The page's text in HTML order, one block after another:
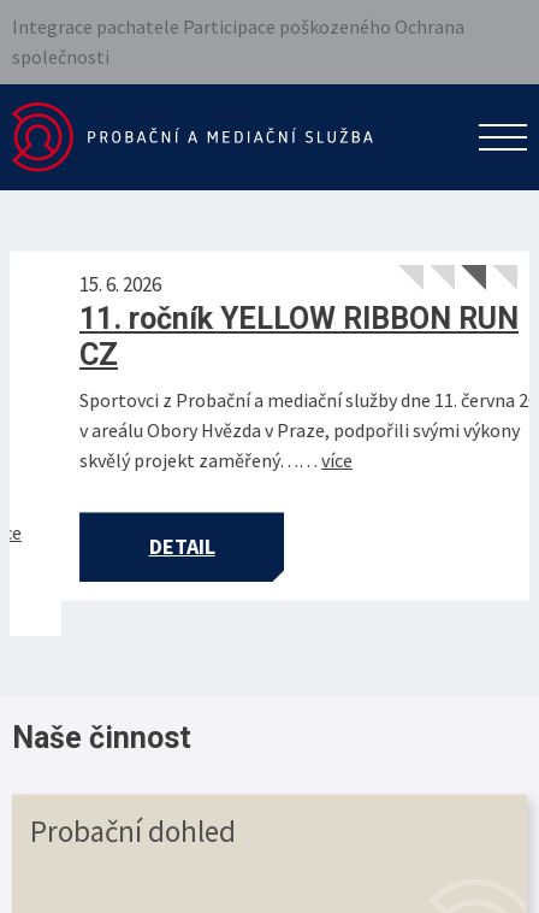
Integrace pachatele Participace poškozeného Ochrana
společnosti
15. 6. 2026
11. ročník YELLOW RIBBON RUN
Sportovci z Probační a mediační služby dne 11. června 2026
v areálu Obory Hvězda v Praze, podpořili svými výkony
skvělý projekt zaměřený……více
DETAIL
Naše činnost
Probační dohled